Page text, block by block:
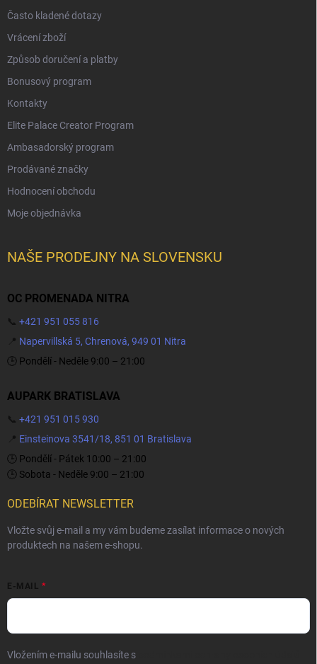
Často kladené dotazy
Vrácení zboží
Způsob doručení a platby
Bonusový program
Kontakty
Elite Palace Creator Program
Ambasadorský program
Prodávané značky
Hodnocení obchodu
Moje objednávka
NAŠE PRODEJNY NA SLOVENSKU
OC PROMENADA NITRA
📞 +421 951 055 816
📍 Napervillská 5, Chrenová, 949 01 Nitra
🕒 Pondělí - Neděle 9:00 – 21:00
AUPARK BRATISLAVA
📞 +421 951 015 930
📍 Einsteinova 3541/18, 851 01 Bratislava
🕒 Pondělí - Pátek 10:00 – 21:00
🕒 Sobota - Neděle 9:00 – 21:00
ODEBÍRAT NEWSLETTER
Vložte svůj e-mail a my vám budeme zasílat informace o nových
produktech na našem e-shopu.
E-MAIL
Vložením e-mailu souhlasíte s